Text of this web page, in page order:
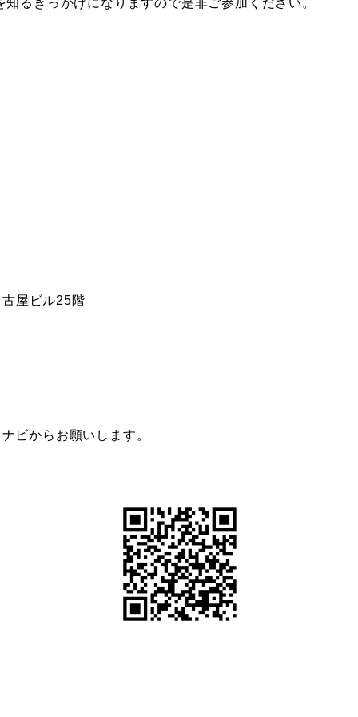
るきっかけになりますので是非ご参加ください。
屋ビル25階
ビからお願いします。